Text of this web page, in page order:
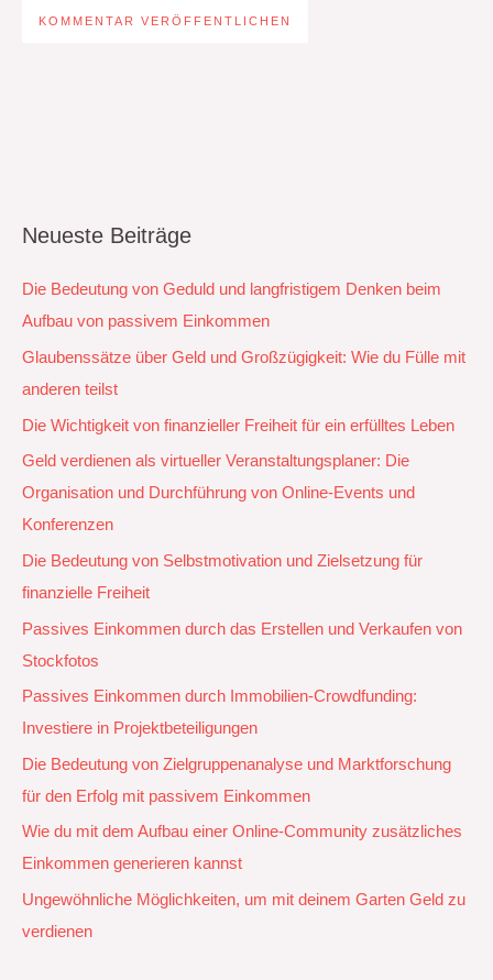
Neueste Beiträge
Die Bedeutung von Geduld und langfristigem Denken beim
Aufbau von passivem Einkommen
Glaubenssätze über Geld und Großzügigkeit: Wie du Fülle mit
anderen teilst
Die Wichtigkeit von finanzieller Freiheit für ein erfülltes Leben
Geld verdienen als virtueller Veranstaltungsplaner: Die
Organisation und Durchführung von Online-Events und
Konferenzen
Die Bedeutung von Selbstmotivation und Zielsetzung für
finanzielle Freiheit
Passives Einkommen durch das Erstellen und Verkaufen von
Stockfotos
Passives Einkommen durch Immobilien-Crowdfunding:
Investiere in Projektbeteiligungen
Die Bedeutung von Zielgruppenanalyse und Marktforschung
für den Erfolg mit passivem Einkommen
Wie du mit dem Aufbau einer Online-Community zusätzliches
Einkommen generieren kannst
Ungewöhnliche Möglichkeiten, um mit deinem Garten Geld zu
verdienen